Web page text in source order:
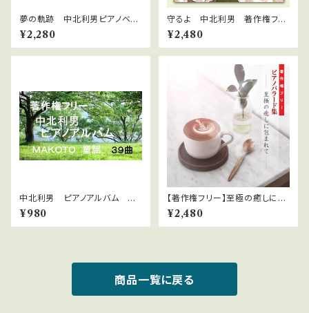
夢の軌跡 中北利男ピアノベス
トアルバム WAVファイルダウン
ロード版
¥2,280
守るよ 中北利男 著作権フリ
ー癒しのピアノ
¥2,480
中北利男 ピアノアルバム M
AKOTO童謡 ３９曲
¥980
【著作権フリー】至極の癒しに包
まれて
¥2,480
商品一覧に戻る